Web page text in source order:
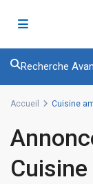
Recherche
Accueil Cuisine